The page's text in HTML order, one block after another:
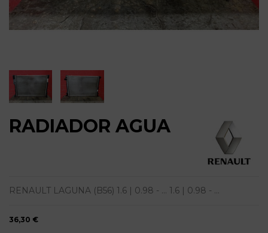
RADIADOR AGUA
RENAULT LAGUNA (B56) 1.6 | 0.98 - ... 1.6 | 0.98 - ...
36,30 €